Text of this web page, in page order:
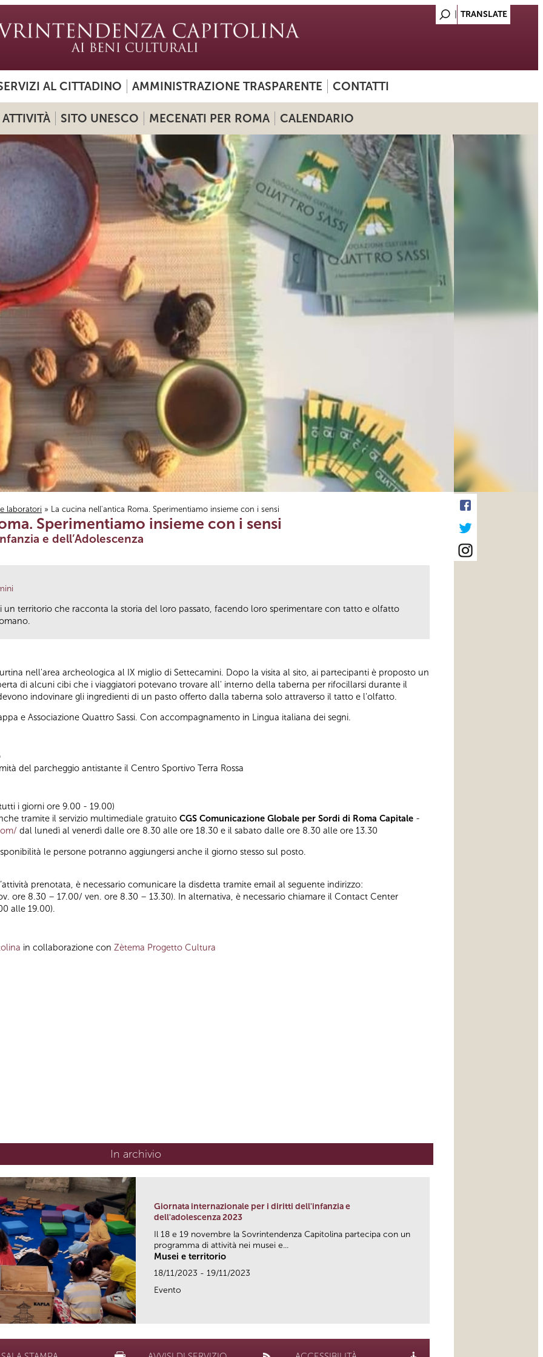
AL CITTADINO AMMINISTRAZIONE TRASPARENTE CONTATTI
ATTIVITÀ SITO UNESCO MECENATI PER ROMA CALENDARIO
laboratori » La cucina nell'antica Roma. Sperimentiamo insieme con i sensi
Sperimentiamo insieme con i sensi
e dell’Adolescenza
un territorio che racconta la storia del loro passato, facendo loro sperimentare con tatto e olfatto
nell'area archeologica al IX miglio di Settecamini. Dopo la visita al sito, ai partecipanti è proposto un
di alcuni cibi che i viaggiatori potevano trovare all' interno della taberna per rifocillarsi durante il
indovinare gli ingredienti di un pasto offerto dalla taberna solo attraverso il tatto e l'olfatto.
e Associazione Quattro Sassi. Con accompagnamento in Lingua italiana dei segni.
del parcheggio antistante il Centro Sportivo Terra Rossa
i giorni ore 9.00 - 19.00)
tramite il servizio multimediale gratuito CGS Comunicazione Globale per Sordi di Roma Capitale -
dal lunedì al venerdì dalle ore 8.30 alle ore 18.30 e il sabato dalle ore 8.30 alle ore 13.30
le persone potranno aggiungersi anche il giorno stesso sul posto.
prenotata, è necessario comunicare la disdetta tramite email al seguente indirizzo:
ore 8.30 – 17.00/ ven. ore 8.30 – 13.30). In alternativa, è necessario chiamare il Contact Center
alle 19.00).
in collaborazione con Zètema Progetto Cultura
In archivio
Giornata internazionale per i diritti dell'infanzia e
dell'adolescenza 2023
Il 18 e 19 novembre la Sovrintendenza Capitolina partecipa con un
programma di attività nei musei e...
Musei e territorio
18/11/2023 - 19/11/2023
Evento